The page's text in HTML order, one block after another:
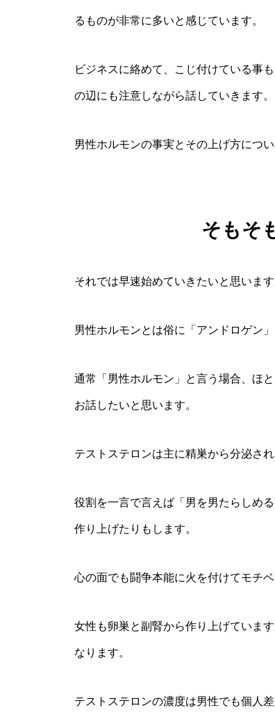
るものが非常に多いと感じています。
ビジネスに絡めて、こじ付けている事
の辺にも注意しながら話していきます。
男性ホルモンの事実とその上げ方につい
そもそ
それでは早速始めていきたいと思いま
男性ホルモンとは俗に「アンドロゲン
通常「男性ホルモン」と言う場合、ほ
お話したいと思います。
テストステロンは主に精巣から分泌さ
役割を一言で言えば「男を男たらしめ
作り上げたりもします。
心の面でも闘争本能に火を付けてモチ
女性も卵巣と副腎から作り上げていま
なります。
テストステロンの濃度は男性でも個人